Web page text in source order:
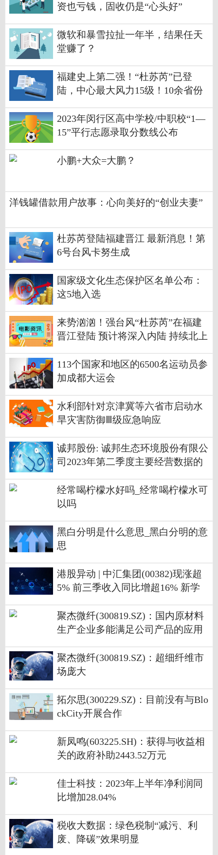
资也亏钱，固收仍是“心头好”
微软和暴雪拉扯一年半，结果任天
堂赚了？
福建史上第二强！“杜苏芮”已登
陆，中心最大风力15级！10余省份
2023年闵行区高中学校/中职校“1—
15”平行志愿录取分数线公布
小鹏+大众=大鹏？
洋钱罐借款用户故事：心向美好的“创业夫妻”
杜苏芮登陆福建晋江 最新消息！第
6号台风卡努生成
国家级文化生态保护区名单公布：
这5地入选
来势汹汹！强台风“杜苏芮”在福建
晋江登陆 预计将深入内陆 持续北上
113个国家和地区的6500名运动员参
加成都大运会
水利部针对京津冀等六省市启动水
旱灾害防御Ⅲ级应急响应
诚邦股份: 诚邦生态环境股份有限公
司2023年第二季度主要经营数据的
经常喝柠檬水好吗_经常喝柠檬水可
以吗
黑白分明是什么意思_黑白分明的意
思
港股异动 | 中汇集团(00382)现涨超
5% 前三季收入同比增超16% 新学
聚杰微纤(300819.SZ)：国内原材料
生产企业多能满足公司产品的应用
聚杰微纤(300819.SZ)：超细纤维市
场庞大
拓尔思(300229.SZ)：目前没有与Blo
ckCity开展合作
新凤鸣(603225.SH)：获得与收益相
关的政府补助2443.52万元
佳士科技：2023年上半年净利润同
比增加28.04%
税收大数据：绿色税制“减污、利
废、降碳”效果明显